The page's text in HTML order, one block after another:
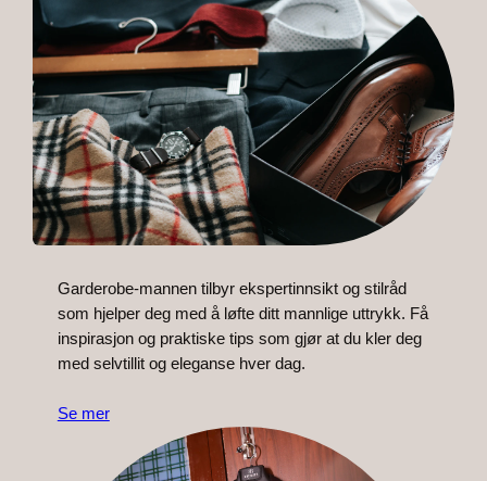
Garderobe-mannen tilbyr ekspertinnsikt og stilråd
som hjelper deg med å løfte ditt mannlige uttrykk. Få
inspirasjon og praktiske tips som gjør at du kler deg
med selvtillit og eleganse hver dag.
Se mer